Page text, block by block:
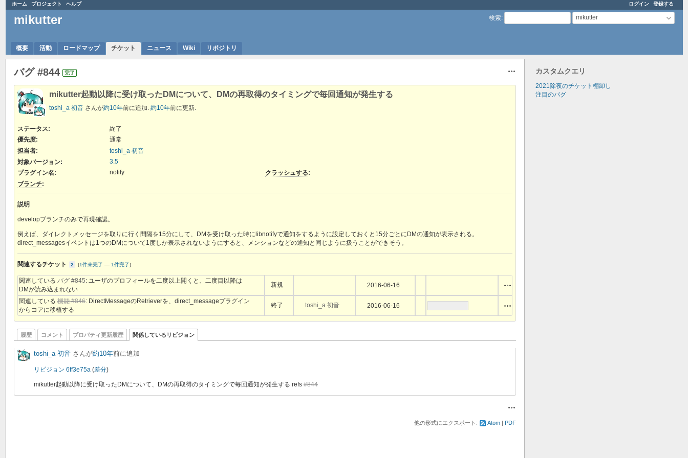
ログイン 登録する
ホーム プロジェクト ヘルプ
検索: mikutter
mikutter
概要 活動 ロードマップ チケット ニュース Wiki リポジトリ
カスタムクエリ
2021除夜のチケット棚卸し
注目のバグ
バグ #844 完了
mikutter起動以降に受け取ったDMについて、DMの再取得のタイミングで毎回通知が発生する
toshi_a 初音 さんが約10年前に追加. 約10年前に更新.
ステータス:
終了
優先度:
通常
担当者:
toshi_a 初音
対象バージョン:
3.5
プラグイン名:
notify
ブランチ:
クラッシュする:
説明
developブランチのみで再現確認。
例えば、ダイレクトメッセージを取りに行く間隔を15分にして、DMを受け取った時にlibnotifyで通知をするように設定しておくと15分ごとにDMの通知が表示される。
direct_messagesイベントは1つのDMについて1度しか表示されないようにすると、メンションなどの通知と同じように扱うことができそう。
関連するチケット 2 (1件未完了 — 1件完了)
関連している バグ #845: ユーザのプロフィールを二度以上開くと、二度目以降は
DMが読み込まれない
新規 2016-06-16
関連している 機能 #846: DirectMessageのRetrieverを、direct_messageプラグイン
からコアに移植する
終了 toshi_a 初音 2016-06-16
履歴 コメント プロパティ更新履歴 関係しているリビジョン
toshi_a 初音 さんが約10年前に追加
リビジョン 6ff3e75a (差分)
mikutter起動以降に受け取ったDMについて、DMの再取得のタイミングで毎回通知が発生する refs #844
他の形式にエクスポート: Atom PDF